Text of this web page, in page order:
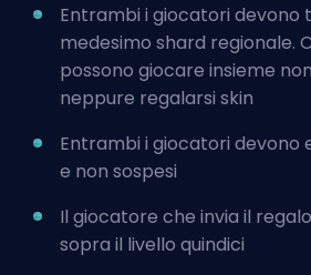
Entrambi i giocatori devono
medesimo shard regionale.
possono giocare insieme
neppure regalarsi skin
Entrambi i giocatori devono
e non sospesi
Il giocatore che invia il
sopra il livello quindici